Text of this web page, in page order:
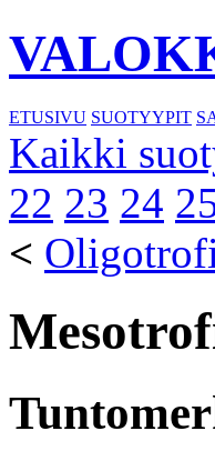
ETUSIVU SUOTYYPIT
Kaikki
22 23 24
<